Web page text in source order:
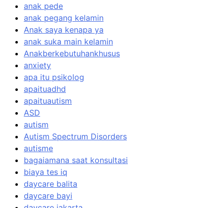
anak pede
anak pegang kelamin
Anak saya kenapa ya
anak suka main kelamin
Anakberkebutuhankhusus
anxiety
apa itu psikolog
apaituadhd
apaituautism
ASD
autism
Autism Spectrum Disorders
autisme
bagaiamana saat konsultasi
biaya tes iq
daycare balita
daycare bayi